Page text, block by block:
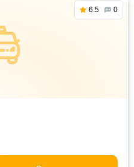
6.5 0